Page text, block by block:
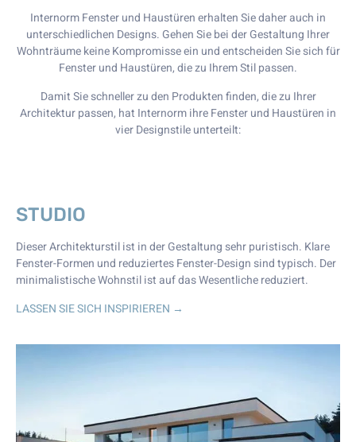
Internorm Fenster und Haustüren erhalten Sie daher auch in
unterschiedlichen Designs. Gehen Sie bei der Gestaltung Ihrer
Wohnträume keine Kompromisse ein und entscheiden Sie sich für
Fenster und Haustüren, die zu Ihrem Stil passen.
Damit Sie schneller zu den Produkten finden, die zu Ihrer
Architektur passen, hat Internorm ihre Fenster und Haustüren in
vier Designstile unterteilt:
STUDIO
Dieser Architekturstil ist in der Gestaltung sehr puristisch. Klare
Fenster-Formen und reduziertes Fenster-Design sind typisch. Der
minimalistische Wohnstil ist auf das Wesentliche reduziert.
LASSEN SIE SICH INSPIRIEREN →